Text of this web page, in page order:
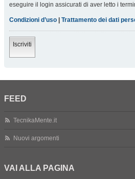
eseguire il login assicurati di aver letto i
Condizioni d’uso Trattamento dei dati
Iscriviti
FEED
TecnikaMente.it
Nuovi argomenti
VAI ALLA PAGINA